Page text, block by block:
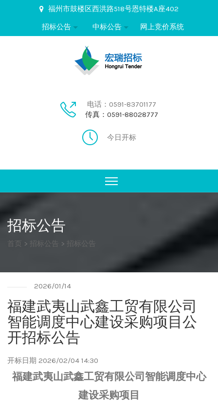
福州市鼓楼区西洪路518号恩特楼A座402
招标公告 中标公告 网上竞价系统
电话：0591-83701177
传真：0591-88028777
今日开标
招标公告
首页 > 招标公告 > 招标公告
2026/01/14
福建武夷山武鑫工贸有限公司
智能调度中心建设采购项目公
开招标公告
开标日期 2026/02/04 14:30
福建武夷山武鑫工贸有限公司智能调度中心
建设采购项目